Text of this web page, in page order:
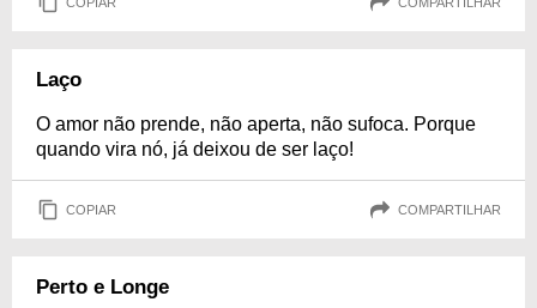
Laço
O amor não prende, não aperta, não sufoca. Porque
quando vira nó, já deixou de ser laço!
COPIAR COMPARTILHAR
Perto e Longe